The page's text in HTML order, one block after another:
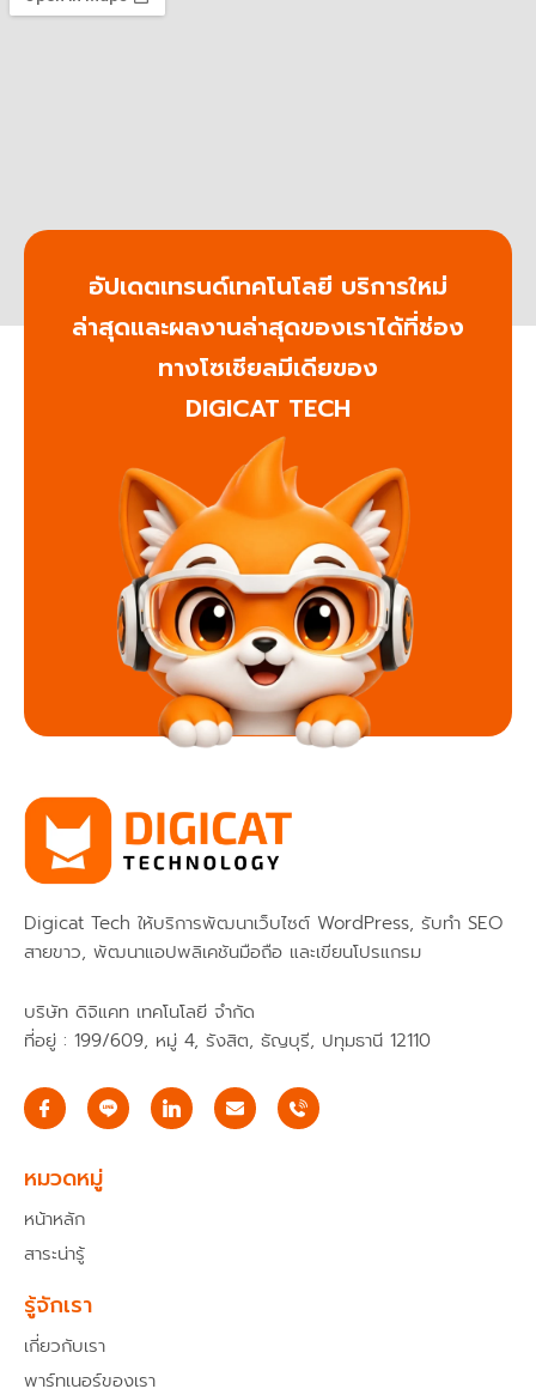
อัปเดตเทรนด์เทคโนโลยี บริการใหม่
ล่าสุดและผลงานล่าสุดของเราได้ที่ช่อง
ทางโซเชียลมีเดียของ
DIGICAT TECH
Digicat Tech ให้บริการพัฒนาเว็บไซต์ WordPress, รับทำ SEO
สายขาว, พัฒนาแอปพลิเคชันมือถือ และเขียนโปรแกรม
บริษัท ดิจิแคท เทคโนโลยี จำกัด
ที่อยู่ : 199/609, หมู่ 4, รังสิต, ธัญบุรี, ปทุมธานี 12110
I
c
o
f
c
b
o
k
E
n
v
หมวดหมู่
หน้าหลัก
สาระน่ารู้
รู้จักเรา
เกี่ยวกับเรา
พาร์ทเนอร์ของเรา